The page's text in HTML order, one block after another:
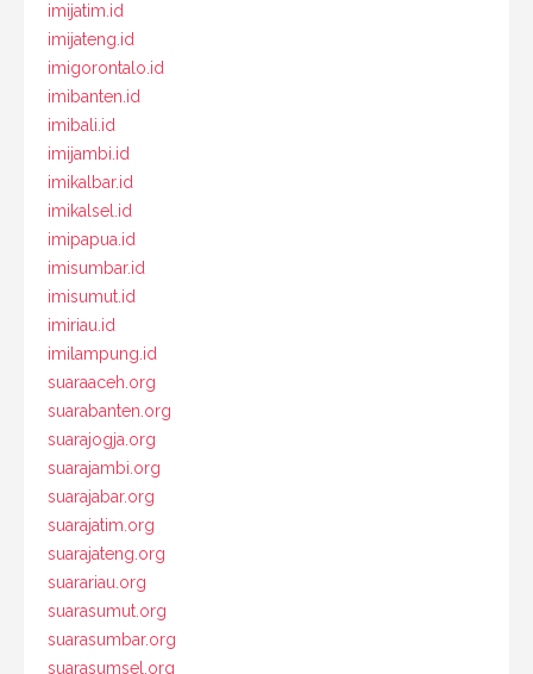
imijatim.id
imijateng.id
imigorontalo.id
imibanten.id
imibali.id
imijambi.id
imikalbar.id
imikalsel.id
imipapua.id
imisumbar.id
imisumut.id
imiriau.id
imilampung.id
suaraaceh.org
suarabanten.org
suarajogja.org
suarajambi.org
suarajabar.org
suarajatim.org
suarajateng.org
suarariau.org
suarasumut.org
suarasumbar.org
suarasumsel.org